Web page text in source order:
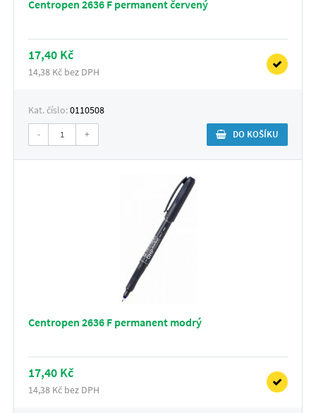
Centropen 2636 F permanent červený
17,40 Kč
14,38 Kč bez DPH
Kat. číslo:0110508
- + DO KOŠÍKU
Centropen 2636 F permanent modrý
17,40 Kč
14,38 Kč bez DPH